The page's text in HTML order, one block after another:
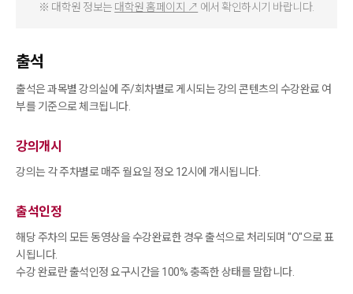
※ 대학원 정보는 대학원 홈페이지 ↗ 에서 확인하시기 바랍니다.
출석
출석은 과목별 강의실에 주/회차별로 게시되는 강의 콘텐츠의 수강완료 여
부를 기준으로 체크됩니다.
강의개시
강의는 각 주차별로 매주 월요일 정오 12시에 개시됩니다.
출석인정
해당 주차의 모든 동영상을 수강완료한 경우 출석으로 처리되며 "O"으로 표
시됩니다.
수강 완료란 출석인정 요구시간을 100% 충족한 상태를 말합니다.